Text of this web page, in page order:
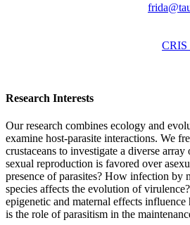
Research Interests
Our research combines ecology and
examine host-parasite interactions. We
crustaceans to investigate a diverse
sexual reproduction is favored over
presence of parasites? How infection by
species affects the evolution of
epigenetic and maternal effects
is the role of parasitism in the